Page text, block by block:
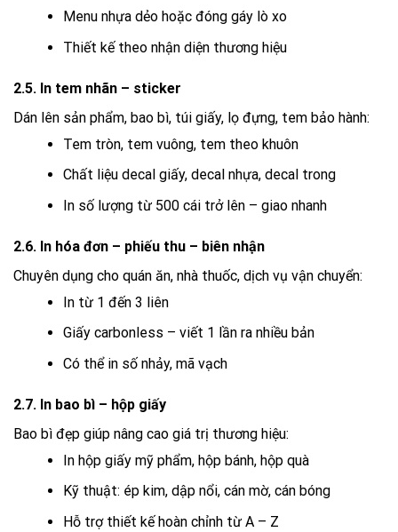
Menu nhựa dẻo hoặc đóng gáy lò xo
Thiết kế theo nhận diện thương hiệu
2.5. In tem nhãn – sticker
Dán lên sản phẩm, bao bì, túi giấy, lọ đựng, tem bảo hành:
Tem tròn, tem vuông, tem theo khuôn
Chất liệu decal giấy, decal nhựa, decal trong
In số lượng từ 500 cái trở lên – giao nhanh
2.6. In hóa đơn – phiếu thu – biên nhận
Chuyên dụng cho quán ăn, nhà thuốc, dịch vụ vận chuyển:
In từ 1 đến 3 liên
Giấy carbonless – viết 1 lần ra nhiều bản
Có thể in số nhảy, mã vạch
2.7. In bao bì – hộp giấy
Bao bì đẹp giúp nâng cao giá trị thương hiệu:
In hộp giấy mỹ phẩm, hộp bánh, hộp quà
Kỹ thuật: ép kim, dập nổi, cán mờ, cán bóng
Hỗ trợ thiết kế hoàn chỉnh từ A – Z